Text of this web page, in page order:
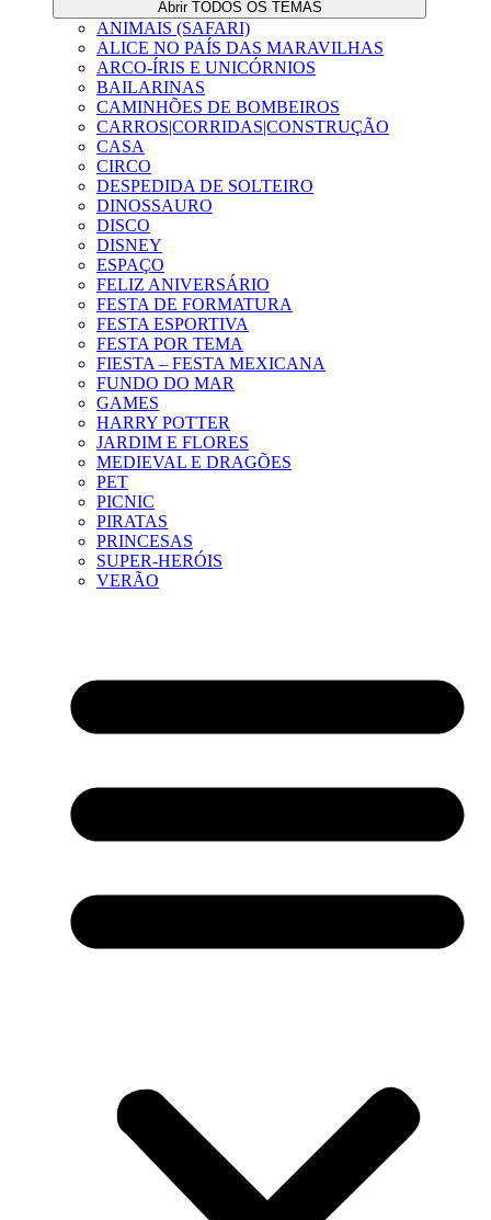
Abrir TODOS OS TEMAS
ANIMAIS (SAFARI)
ALICE NO PAÍS DAS MARAVILHAS
ARCO-ÍRIS E UNICÓRNIOS
BAILARINAS
CAMINHÕES DE BOMBEIROS
CARROS|CORRIDAS|CONSTRUÇÃO
CASA
CIRCO
DESPEDIDA DE SOLTEIRO
DINOSSAURO
DISCO
DISNEY
ESPAÇO
FELIZ ANIVERSÁRIO
FESTA DE FORMATURA
FESTA ESPORTIVA
FESTA POR TEMA
FIESTA – FESTA MEXICANA
FUNDO DO MAR
GAMES
HARRY POTTER
JARDIM E FLORES
MEDIEVAL E DRAGÕES
PET
PICNIC
PIRATAS
PRINCESAS
SUPER-HERÓIS
VERÃO